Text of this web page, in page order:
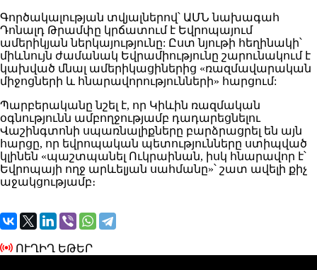
Գործակալության տվյալներով՝ ԱՄՆ նախագահ
Դոնալդ Թրամփը կրճատում է Եվրոպայում
ամերիկյան ներկայությունը: Ըստ նյութի հեղինակի՝
միևնույն ժամանակ Եվրամիությունը շարունակում է
կախված մնալ ամերիկացիներից «ռազմավարական
միջոցների և հնարավորությունների» հարցում:
Պարբերականը նշել է, որ Կիևին ռազմական
օգնությունն ամբողջությամբ դադարեցնելու
Վաշինգտոնի սպառնալիքները բարձրացրել են այն
հարցը, որ եվրոպական պետությունները ստիպված
կլինեն «պաշտպանել Ուկրաինան, իսկ հնարավոր է՝
Եվրոպայի ողջ արևելյան սահմանը»՝ շատ ավելի քիչ
աջակցությամբ։
ՈՒՂԻՂ ԵԹԵՐ